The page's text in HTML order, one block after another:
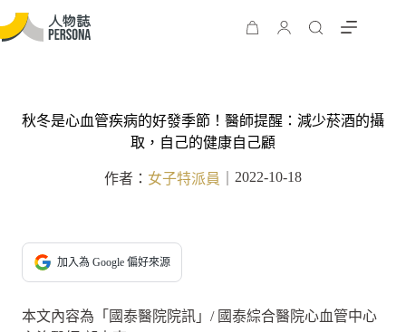
秋冬是心血管疾病的好發季節！醫師提醒：減少菸酒的攝
取，自己的健康自己顧
作者： 女子特派員 2022-10-18
加入為 Google 偏好來源
本文內容為「國泰醫院院訊」/ 國泰綜合醫院心血管中心